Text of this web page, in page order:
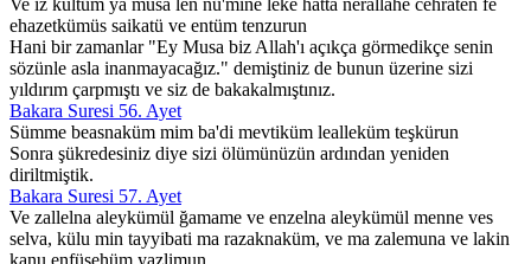
Ve iz kultüm ya musa len nü'mine leke hatta nerallahe cehraten fe
ehazetkümüs saikatü ve entüm tenzurun
Hani bir zamanlar "Ey Musa biz Allah'ı açıkça görmedikçe senin
sözünle asla inanmayacağız." demiştiniz de bunun üzerine sizi
yıldırım çarpmıştı ve siz de bakakalmıştınız.
Bakara Suresi 56. Ayet
Sümme beasnaküm mim ba'di mevtiküm lealleküm teşkürun
Sonra şükredesiniz diye sizi ölümünüzün ardından yeniden
diriltmiştik.
Bakara Suresi 57. Ayet
Ve zallelna aleykümül ğamame ve enzelna aleykümül menne ves
selva, külu min tayyibati ma razaknaküm, ve ma zalemuna ve lakin